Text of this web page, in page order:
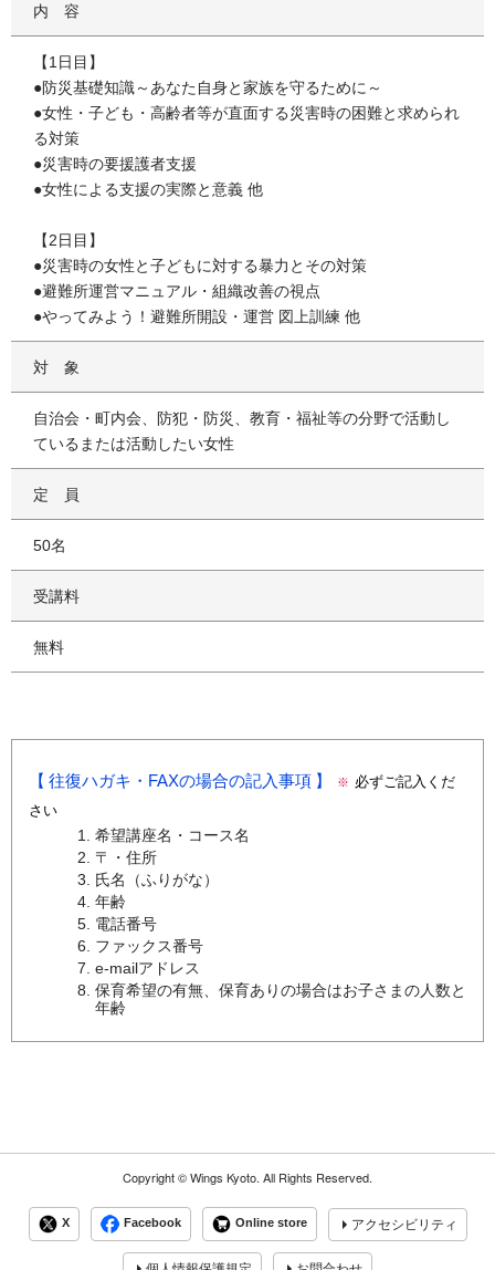
内容
【1日目】
●防災基礎知識～あなた自身と家族を守るために～
●女性・子ども・高齢者等が直面する災害時の困難と求められ
る対策
●災害時の要援護者支援
●女性による支援の実際と意義 他
【2日目】
●災害時の女性と子どもに対する暴力とその対策
●避難所運営マニュアル・組織改善の視点
●やってみよう！避難所開設・運営 図上訓練 他
対象
自治会・町内会、防犯・防災、教育・福祉等の分野で活動し
ているまたは活動したい女性
定員
50名
受講料
無料
往復ハガキ・FAXの場合の記入事項 ※ 必ずご記入くだ
さい
希望講座名・コース名
〒・住所
氏名（ふりがな）
年齢
電話番号
ファックス番号
e-mailアドレス
保育希望の有無、保育ありの場合はお子さまの人数と
年齢
Copyright ©Wings Kyoto. All Rights Reserved.
X Facebook Online store アクセシビリティ